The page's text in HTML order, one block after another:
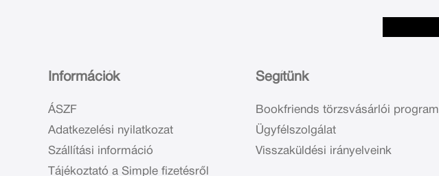
Információk
ÁSZF
Adatkezelési nyilatkozat
Szállítási információ
Tájékoztató a Simple fizetésről
Segítünk
Bookfriends törzsvásárlói program
Ügyfélszolgálat
Visszaküldési irányelveink